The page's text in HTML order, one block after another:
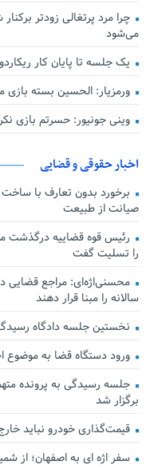
چرا مرد پرتغالی زودتر
می‌شود
یک جلسه تا پایان کار
ورمزیار: الحسین بسته
وینی جونیور: حسرتم بازی
اخبار حقوقی و قضایی
برخورد بدون تعارف با
صیانت از طبیعت
رئیس قوه قضاییه درگذشت
را تسلیت گفت
محسنی‌اژه‌ای: مراجع قضایی
سالانه را مبنا قرار دهند
نخستین جلسه دادگاه
ورود دستگاه قضا به موضوع
جلسه رسیدگی به پرونده
برگزار شد
قیمت‌گذاری خودرو نباید
سفر اژه ای به اصفهان؛ از